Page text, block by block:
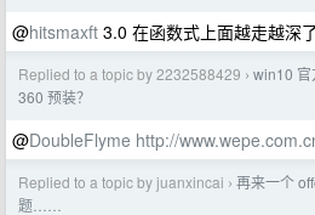
@hitsmaxft 3.0 在函数式上面越走越深
Replied to a topic by 2232588429 › win10 官
360 预装？
@DoubleFlyme http://
Replied to a topic by juanxincai › 再来一个
题……